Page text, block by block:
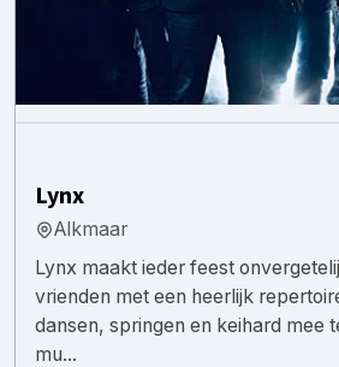
Lynx
Alkmaar
Lynx maakt ieder feest
vrienden met een heerlijk
dansen, springen en keihard mee
mu...